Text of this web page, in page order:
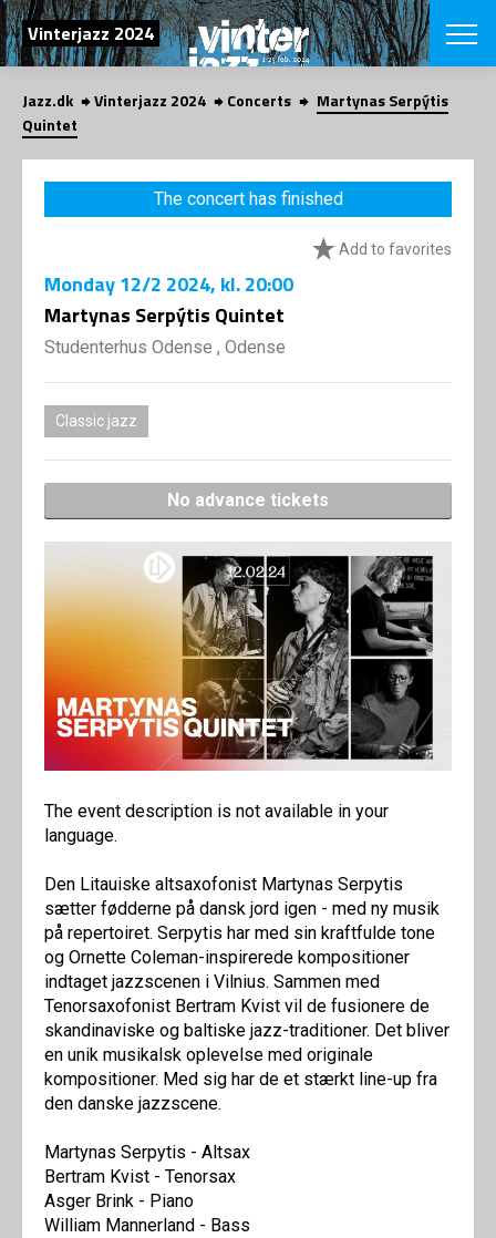
SEARCH
Vinterjazz 2024
Danish
CHOOSE
VINTERJAZZ
Themes
LOCATIONS
SHOP
Jazz.dk Vinterjazz 2024 Concerts
Martynas Serpýtis
Quintet
The concert has finished
Add to favorites
Monday12/2 2024, kl. 20:00
Martynas Serpýtis Quintet
Studenterhus Odense , Odense
Classic jazz
No advance tickets
The event description is not available in your
language.
Den Litauiske altsaxofonist Martynas Serpytis
sætter fødderne på dansk jord igen - med ny musik
på repertoiret. Serpytis har med sin kraftfulde tone
og Ornette Coleman-inspirerede kompositioner
indtaget jazzscenen i Vilnius. Sammen med
Tenorsaxofonist Bertram Kvist vil de fusionere de
skandinaviske og baltiske jazz-traditioner. Det bliver
en unik musikalsk oplevelse med originale
kompositioner. Med sig har de et stærkt line-up fra
den danske jazzscene.
Martynas Serpytis - Altsax
Bertram Kvist - Tenorsax
Asger Brink - Piano
William Mannerland - Bass